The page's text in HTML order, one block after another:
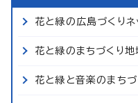
花と緑の広島づくりネ
花と緑のまちづくり
花と緑と音楽のまちづ